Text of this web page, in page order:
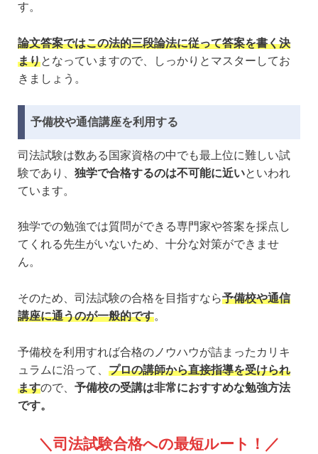
す。
論文答案ではこの法的三段論法に従って答案を書く決
まりとなっていますので、しっかりとマスターしてお
きましょう。
予備校や通信講座を利用する
司法試験は数ある国家資格の中でも最上位に難しい試
験であり、 独学で合格するのは不可能に近いといわれ
ています。
独学での勉強では質問ができる専門家や答案を採点し
てくれる先生がいないため、十分な対策ができませ
ん。
そのため、司法試験の合格を目指すなら予備校や通信
講座に通うのが一般的です。
予備校を利用すれば合格のノウハウが詰まったカリキ
ュラムに沿って、 プロの講師から直接指導を受けられ
ますので、 予備校の受講は非常におすすめな勉強方法
です。
司法試験合格への最短ルート！